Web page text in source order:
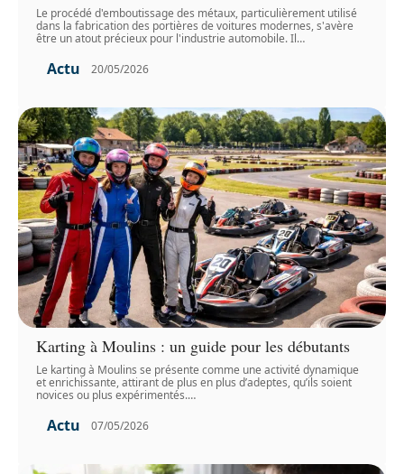
Le procédé d'emboutissage des métaux, particulièrement utilisé
dans la fabrication des portières de voitures modernes, s'avère
être un atout précieux pour l'industrie automobile. Il…
Actu 20/05/2026
Karting à Moulins : un guide pour les débutants
Le karting à Moulins se présente comme une activité dynamique
et enrichissante, attirant de plus en plus d’adeptes, qu’ils soient
novices ou plus expérimentés.…
Actu 07/05/2026